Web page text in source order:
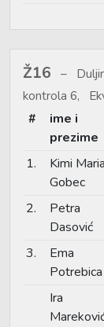
Ž16
kontrola 6,
#
ime i
prezime
1.
Kimi Maria
Gobec
2.
Petra
Dasović
3.
Ema
Potrebica
Ira